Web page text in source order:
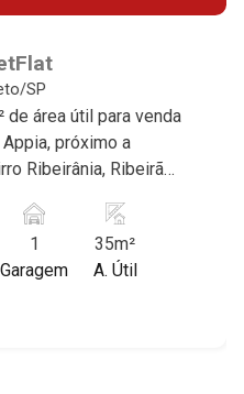
SP
de área útil para venda
próximo a
Ribeirânia, Ribeirão
selecionou
- Banheiro social -
1
Garagem
35m²
A. Útil